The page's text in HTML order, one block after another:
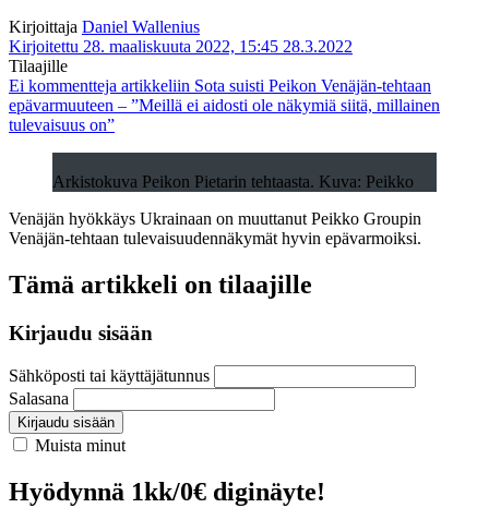
Kirjoittaja Daniel Wallenius
Kirjoitettu 28. maaliskuuta 2022, 15:45 28.3.2022
Tilaajille
Ei kommentteja artikkeliin Sota suisti Peikon Venäjän-tehtaan
epävarmuuteen – ”Meillä ei aidosti ole näkymiä siitä, millainen
tulevaisuus on”
Arkistokuva Peikon Pietarin tehtaasta. Kuva: Peikko
Venäjän hyökkäys Ukrainaan on muuttanut Peikko Groupin
Venäjän-tehtaan tulevaisuudennäkymät hyvin epävarmoiksi.
Tämä artikkeli on tilaajille
Kirjaudu sisään
Sähköposti tai käyttäjätunnus
Salasana
Kirjaudu sisään
Muista minut
Hyödynnä 1kk/0€ diginäyte!